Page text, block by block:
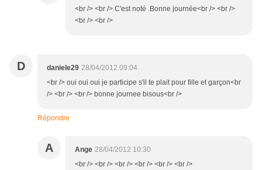
<br /> <br /> C'est noté .Bonne journée<br /> <br />
<br /> <br />
D daniele29 28/04/2012 09:04
<br /> oui oui oui je participe s'il te plait pour fille et garçon<br
/> <br /> <br /> bonne journee bisous<br />
Répondre
A Ange 28/04/2012 10:30
<br /> <br /> <br /> <br /> <br /> <br />